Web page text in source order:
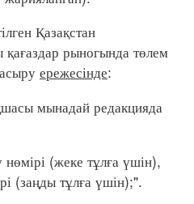
Қазақстан
рыногында төлем
ережесінде:
мынадай редакцияда
(жеке тұлға үшін),
(заңды тұлға үшін);".